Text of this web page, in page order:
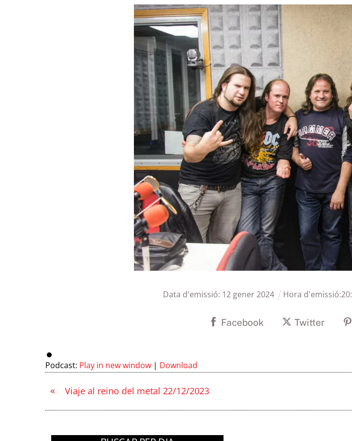
Data d'emissió: 12 gener 2024 Hora d'emissió:20:
Facebook Twitter
Podcast: Play in new window | Download
« Viaje al reino del metal 22/12/2023